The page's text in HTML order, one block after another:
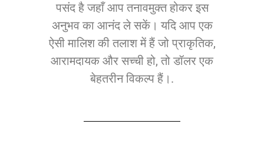
पसंद है जहाँ आप तनावमुक्त होकर इस
अनुभव का आनंद ले सकें। यदि आप एक
ऐसी मालिश की तलाश में हैं जो प्राकृतिक,
आरामदायक और सच्ची हो, तो डॉलर एक
बेहतरीन विकल्प हैं।.